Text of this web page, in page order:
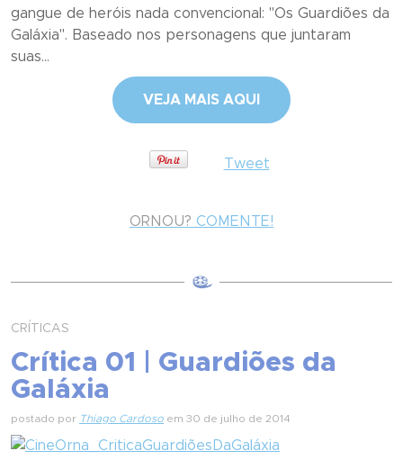
gangue de heróis nada convencional: "Os Guardiões da
Galáxia". Baseado nos personagens que juntaram
suas...
VEJA MAIS AQUI
Tweet
ORNOU? COMENTE!
CRÍTICAS
Crítica 01 | Guardiões da
Galáxia
postado por Thiago Cardoso em 30 de julho de 2014